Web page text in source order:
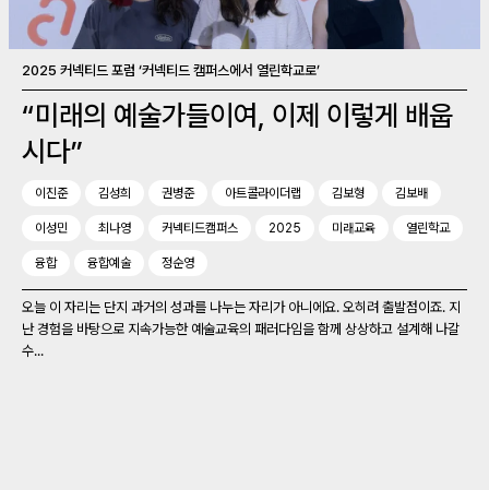
2025 커넥티드 포럼 ‘커넥티드 캠퍼스에서 열린학교로’
“미래의 예술가들이여, 이제 이렇게 배웁
시다”
이진준 김성희 권병준 아트콜라이더랩 김보형 김보배
이성민 최나영 커넥티드캠퍼스 2025 미래교육 열린학교
융합 융합예술 정순영
오늘 이 자리는 단지 과거의 성과를 나누는 자리가 아니에요. 오히려 출발점이죠. 지
난 경험을 바탕으로 지속가능한 예술교육의 패러다임을 함께 상상하고 설계해 나갈
수...